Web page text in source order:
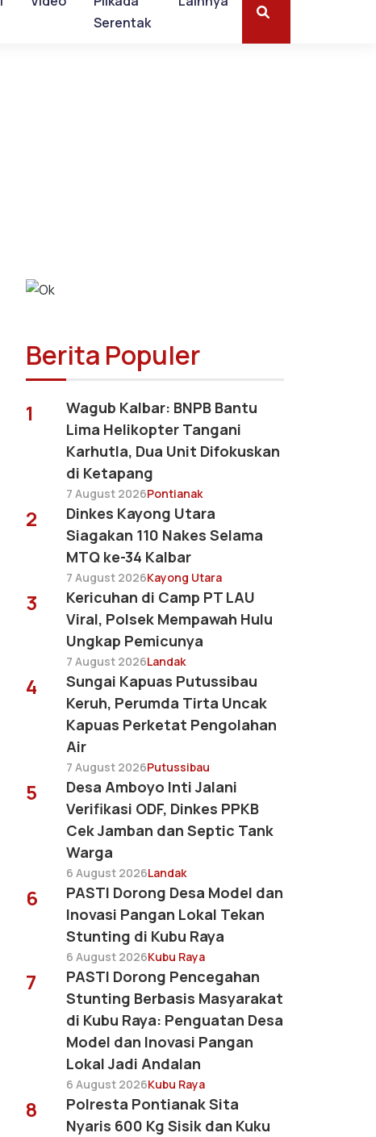
Serentak
Berita Populer
1
Wagub Kalbar: BNPB Bantu
Lima Helikopter Tangani
Karhutla, Dua Unit Difokuskan
di Ketapang
7 August 2026Pontianak
2
Dinkes Kayong Utara
Siagakan 110 Nakes Selama
MTQ ke-34 Kalbar
7 August 2026Kayong Utara
3
Kericuhan di Camp PT LAU
Viral, Polsek Mempawah Hulu
Ungkap Pemicunya
7 August 2026Landak
4
Sungai Kapuas Putussibau
Keruh, Perumda Tirta Uncak
Kapuas Perketat Pengolahan
Air
7 August 2026Putussibau
5
Desa Amboyo Inti Jalani
Verifikasi ODF, Dinkes PPKB
Cek Jamban dan Septic Tank
Warga
6 August 2026Landak
6
PASTI Dorong Desa Model dan
Inovasi Pangan Lokal Tekan
Stunting di Kubu Raya
6 August 2026Kubu Raya
7
PASTI Dorong Pencegahan
Stunting Berbasis Masyarakat
di Kubu Raya: Penguatan Desa
Model dan Inovasi Pangan
Lokal Jadi Andalan
6 August 2026Kubu Raya
8
Polresta Pontianak Sita
Nyaris 600 Kg Sisik dan Kuku